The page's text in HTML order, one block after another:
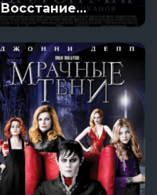
Восстание
ликанов